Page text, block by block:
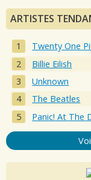
ARTISTES
Twenty One
Billie Eilish
Unknown
The Beatles
Panic! At The